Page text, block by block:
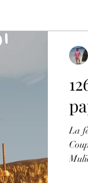
126 - PIAFF 2026 :
La
Coupet, Yseult